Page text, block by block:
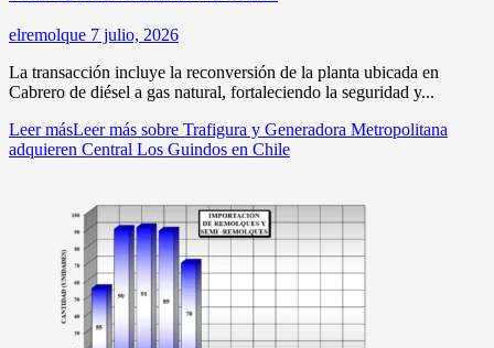
elremolque 7 julio, 2026
La transacción incluye la reconversión de la planta ubicada en
Cabrero de diésel a gas natural, fortaleciendo la seguridad y...
Leer másLeer más sobre Trafigura y Generadora Metropolitana
adquieren Central Los Guindos en Chile